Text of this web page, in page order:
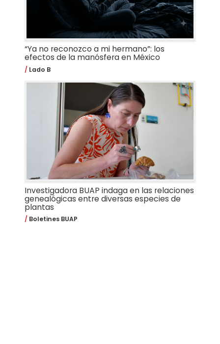
“Ya no reconozco a mi hermano”: los
efectos de la manósfera en México
Lado B
Investigadora BUAP indaga en las relaciones
genealógicas entre diversas especies de
plantas
Boletines BUAP